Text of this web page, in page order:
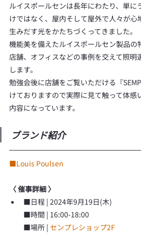
ルイスポールセンは長年にわたり、単に
けではなく、屋内そして屋外で人々が心
生みだす光をかたちづくってきました。
機能美を備えたルイスポールセン製品の
店舗、オフィスなどの事例を交えて照明
します。
勉強会後に店舗をご覧いただける『
けておりますので実際に見て触って体感
内容になっています。
ブランド紹介
■Louis Poulsen
〈 催事詳細 〉
■日程 | 2024年9月19日(木)
■時間 | 16:00-18:00
■場所 | センプレショップ2F